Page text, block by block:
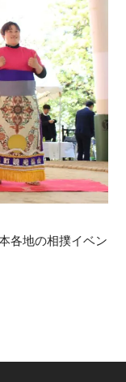
各地の相撲イベン